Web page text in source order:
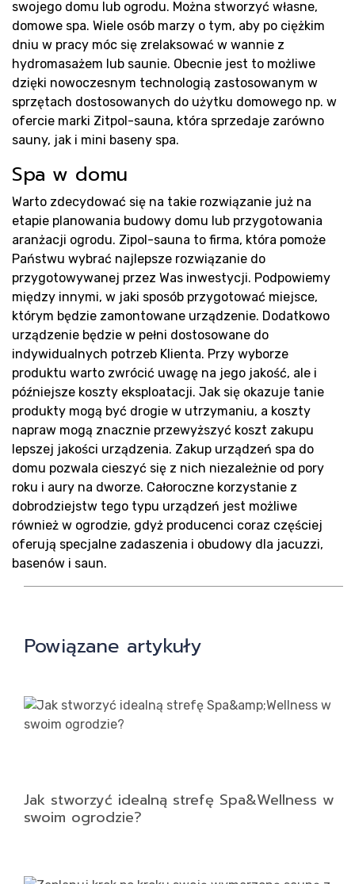
swojego domu lub ogrodu. Można stworzyć własne,
domowe spa. Wiele osób marzy o tym, aby po ciężkim
dniu w pracy móc się zrelaksować w wannie z
hydromasażem lub saunie. Obecnie jest to możliwe
dzięki nowoczesnym technologią zastosowanym w
sprzętach dostosowanych do użytku domowego np. w
ofercie marki Zitpol-sauna, która sprzedaje zarówno
sauny, jak i mini baseny spa.
Spa w domu
Warto zdecydować się na takie rozwiązanie już na
etapie planowania budowy domu lub przygotowania
aranżacji ogrodu. Zipol-sauna to firma, która pomoże
Państwu wybrać najlepsze rozwiązanie do
przygotowywanej przez Was inwestycji. Podpowiemy
między innymi, w jaki sposób przygotować miejsce,
którym będzie zamontowane urządzenie. Dodatkowo
urządzenie będzie w pełni dostosowane do
indywidualnych potrzeb Klienta. Przy wyborze
produktu warto zwrócić uwagę na jego jakość, ale i
późniejsze koszty eksploatacji. Jak się okazuje tanie
produkty mogą być drogie w utrzymaniu, a koszty
napraw mogą znacznie przewyższyć koszt zakupu
lepszej jakości urządzenia. Zakup urządzeń spa do
domu pozwala cieszyć się z nich niezależnie od pory
roku i aury na dworze. Całoroczne korzystanie z
dobrodziejstw tego typu urządzeń jest możliwe
również w ogrodzie, gdyż producenci coraz częściej
oferują specjalne zadaszenia i obudowy dla jacuzzi,
basenów i saun.
Powiązane artykuły
Jak stworzyć idealną strefę Spa&Wellness w
swoim ogrodzie?